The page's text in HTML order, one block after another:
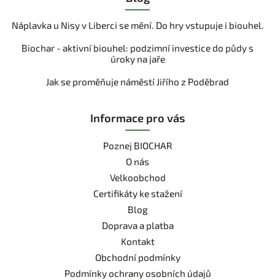
Náplavka u Nisy v Liberci se mění. Do hry vstupuje i biouhel.
Biochar - aktivní biouhel: podzimní investice do půdy s
úroky na jaře
Jak se proměňuje náměstí Jiřího z Poděbrad
Informace pro vás
Poznej BIOCHAR
O nás
Velkoobchod
Certifikáty ke stažení
Blog
Doprava a platba
Kontakt
Obchodní podmínky
Podmínky ochrany osobních údajů